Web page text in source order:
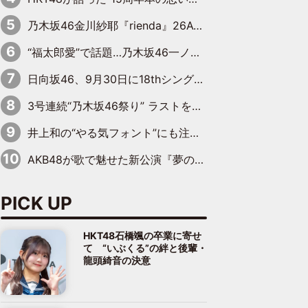
乃木坂46金川紗耶『rienda』26AW LOOKモデルに就任
“福太郎愛”で話題…乃木坂46一ノ瀬美空、地元福岡『めんべい25周年トップサポーター』に就任
日向坂46、9月30日に18thシングル『イチャイチャ虫』の発売決定！ フォーメーションは『日向坂で会いましょう』にて発表
3号連続“乃木坂46祭り” ラストを飾るのは賀喜遥香…5年ぶりの登場に「5年分大人になった私を見ていただけたら」
井上和の“やる気フォント”にも注目 乃木坂46が挑んだ書道パフォーマンスの舞台裏
AKB48が歌で魅せた新公演『夢のポップスター』 初日から全身全霊のステージ
PICK UP
HKT48石橋颯の卒業に寄せ
て “いぶくる”の絆と後輩・
龍頭綺音の決意